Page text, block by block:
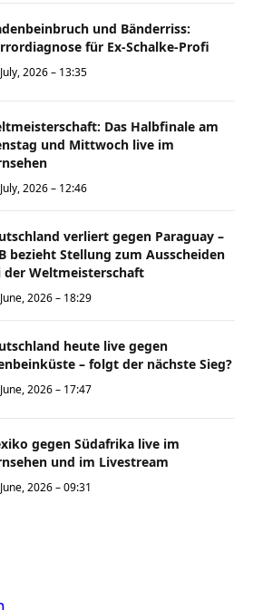
und Bänderriss:
für Ex-Schalke-Profi
2026 – 13:35
Das Halbfinale am
und Mittwoch live im
2026 – 12:46
verliert gegen Paraguay –
bezieht Stellung zum Ausscheiden
der Weltmeisterschaft
2026 – 18:29
heute live gegen
– folgt der nächste Sieg?
2026 – 17:47
gegen Südafrika live im
und im Livestream
2026 – 09:31